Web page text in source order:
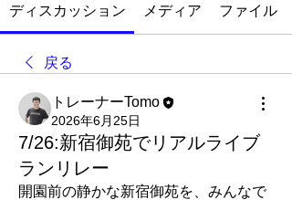
ディスカッション メディア ファイル
戻る
トレーナーTomo
2026年6月25日
7/26:新宿御苑でリアルライブ
ランリレー
開園前の静かな新宿御苑を、みんなで